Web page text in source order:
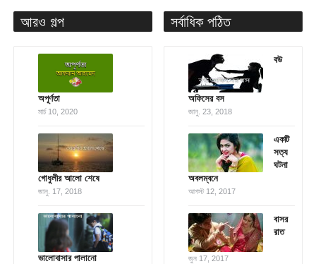
আরও গল্প
অপূর্ণতা
মার্চ 10, 2020
গোধুলীর আলো শেষে
জানু. 17, 2018
ভালোবাসার পালানো
সর্বাধিক পঠিত
বউ
অফিসের বস
জানু. 23, 2018
একটি
সত্য
ঘটনা
অবলম্বনে
আগস্ট 12, 2017
বাসর
রাত
জুন 17, 2017